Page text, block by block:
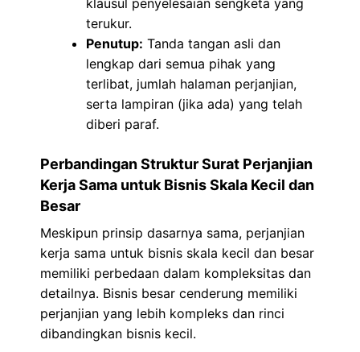
klausul penyelesaian sengketa yang
terukur.
Penutup: Tanda tangan asli dan
lengkap dari semua pihak yang
terlibat, jumlah halaman perjanjian,
serta lampiran (jika ada) yang telah
diberi paraf.
Perbandingan Struktur Surat Perjanjian
Kerja Sama untuk Bisnis Skala Kecil dan
Besar
Meskipun prinsip dasarnya sama, perjanjian
kerja sama untuk bisnis skala kecil dan besar
memiliki perbedaan dalam kompleksitas dan
detailnya. Bisnis besar cenderung memiliki
perjanjian yang lebih kompleks dan rinci
dibandingkan bisnis kecil.